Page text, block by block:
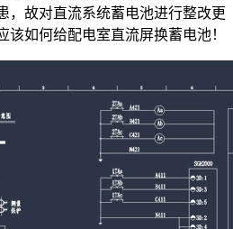
，故对直流系统蓄电池进行整改更
该如何给配电室直流屏换蓄电池！